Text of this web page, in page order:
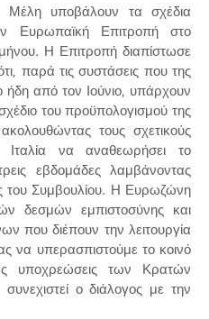
υποβάλουν τα σχέδια
Ευρωπαϊκή Επιτροπή στο
Η Επιτροπή διαπίστωσε
παρά τις συστάσεις που της
ήδη από τον Ιούνιο, υπάρχουν
του προϋπολογισμού της
τους σχετικούς
να αναθεωρήσει το
εβδομάδες λαμβάνοντας
του Συμβουλίου. Η Ευρωζώνη
δεσμών εμπιστοσύνης και
που διέπουν την λειτουργία
να υπερασπιστούμε το κοινό
υποχρεώσεις των Κρατών
ο διάλογος με την